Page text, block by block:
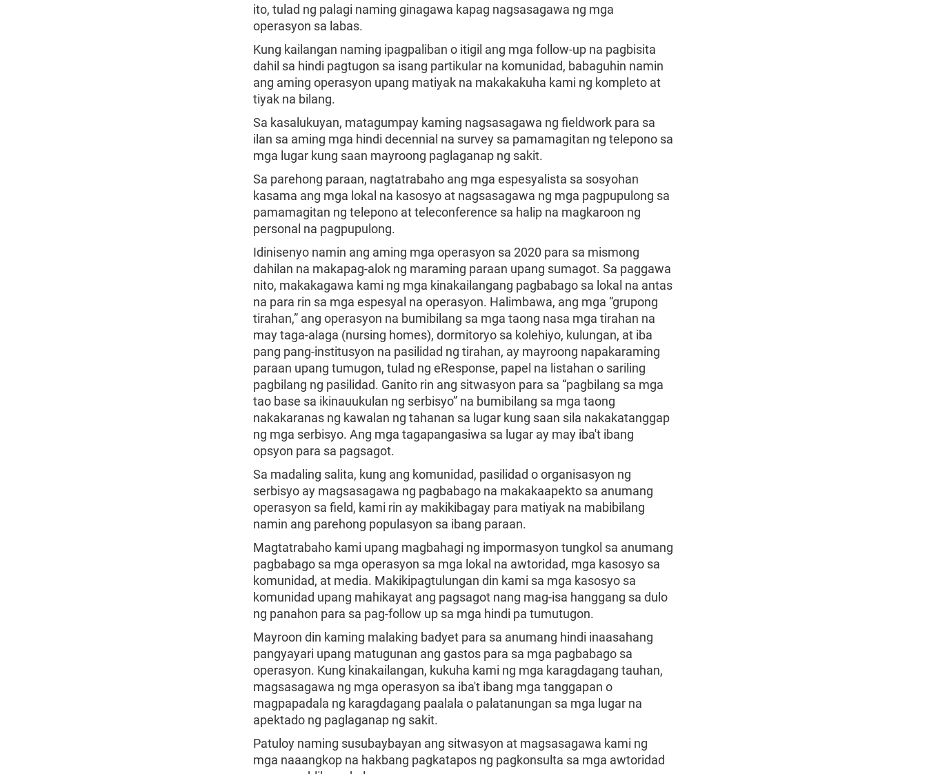
ito, tulad ng palagi naming ginagawa kapag nagsasagawa ng mga
operasyon sa labas.
Kung kailangan naming ipagpaliban o itigil ang mga follow-up na pagbisita
dahil sa hindi pagtugon sa isang partikular na komunidad, babaguhin namin
ang aming operasyon upang matiyak na makakakuha kami ng kompleto at
tiyak na bilang.
Sa kasalukuyan, matagumpay kaming nagsasagawa ng fieldwork para sa
ilan sa aming mga hindi decennial na survey sa pamamagitan ng telepono sa
mga lugar kung saan mayroong paglaganap ng sakit.
Sa parehong paraan, nagtatrabaho ang mga espesyalista sa sosyohan
kasama ang mga lokal na kasosyo at nagsasagawa ng mga pagpupulong sa
pamamagitan ng telepono at teleconference sa halip na magkaroon ng
personal na pagpupulong.
Idinisenyo namin ang aming mga operasyon sa 2020 para sa mismong
dahilan na makapag-alok ng maraming paraan upang sumagot. Sa paggawa
nito, makakagawa kami ng mga kinakailangang pagbabago sa lokal na antas
na para rin sa mga espesyal na operasyon. Halimbawa, ang mga “grupong
tirahan,” ang operasyon na bumibilang sa mga taong nasa mga tirahan na
may taga-alaga (nursing homes), dormitoryo sa kolehiyo, kulungan, at iba
pang pang-institusyon na pasilidad ng tirahan, ay mayroong napakaraming
paraan upang tumugon, tulad ng eResponse, papel na listahan o sariling
pagbilang ng pasilidad. Ganito rin ang sitwasyon para sa “pagbilang sa mga
tao base sa ikinauukulan ng serbisyo” na bumibilang sa mga taong
nakakaranas ng kawalan ng tahanan sa lugar kung saan sila nakakatanggap
ng mga serbisyo. Ang mga tagapangasiwa sa lugar ay may iba't ibang
opsyon para sa pagsagot.
Sa madaling salita, kung ang komunidad, pasilidad o organisasyon ng
serbisyo ay magsasagawa ng pagbabago na makakaapekto sa anumang
operasyon sa field, kami rin ay makikibagay para matiyak na mabibilang
namin ang parehong populasyon sa ibang paraan.
Magtatrabaho kami upang magbahagi ng impormasyon tungkol sa anumang
pagbabago sa mga operasyon sa mga lokal na awtoridad, mga kasosyo sa
komunidad, at media. Makikipagtulungan din kami sa mga kasosyo sa
komunidad upang mahikayat ang pagsagot nang mag-isa hanggang sa dulo
ng panahon para sa pag-follow up sa mga hindi pa tumutugon.
Mayroon din kaming malaking badyet para sa anumang hindi inaasahang
pangyayari upang matugunan ang gastos para sa mga pagbabago sa
operasyon. Kung kinakailangan, kukuha kami ng mga karagdagang tauhan,
magsasagawa ng mga operasyon sa iba't ibang mga tanggapan o
magpapadala ng karagdagang paalala o palatanungan sa mga lugar na
apektado ng paglaganap ng sakit.
Patuloy naming susubaybayan ang sitwasyon at magsasagawa kami ng
mga naaangkop na hakbang pagkatapos ng pagkonsulta sa mga awtoridad